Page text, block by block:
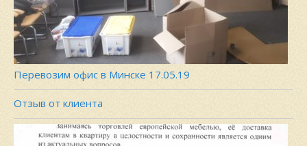
Перевозим офис в Минске 17.05.19
Отзыв от клиента